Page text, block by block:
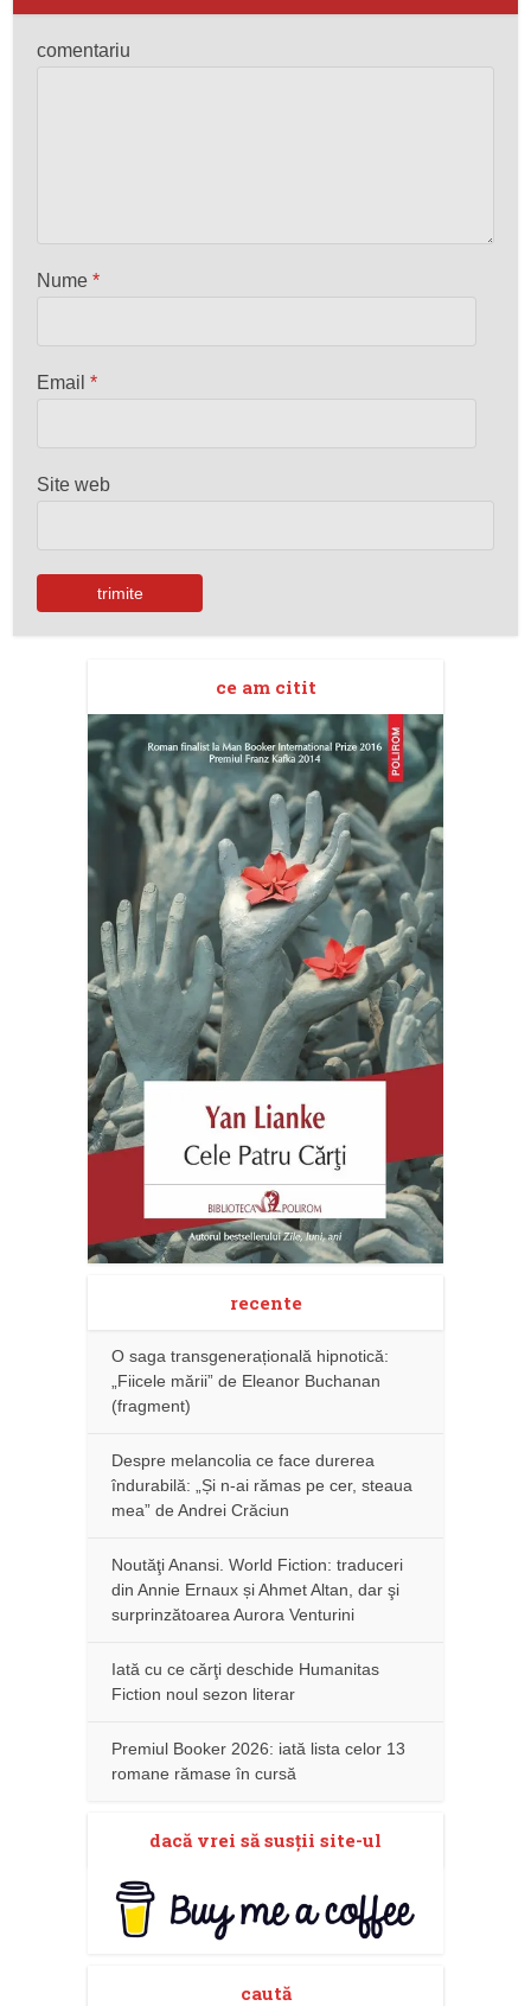
comentariu
Nume*
Email*
Site web
ce am citit
recente
O saga transgenerațională hipnotică:
„Fiicele mării” de Eleanor Buchanan
(fragment)
Despre melancolia ce face durerea
îndurabilă: „Și n-ai rămas pe cer, steaua
mea” de Andrei Crăciun
Noutăţi Anansi. World Fiction: traduceri
din Annie Ernaux și Ahmet Altan, dar şi
surprinzătoarea Aurora Venturini
Iată cu ce cărţi deschide Humanitas
Fiction noul sezon literar
Premiul Booker 2026: iată lista celor 13
romane rămase în cursă
dacă vrei să susţii site-ul
caută